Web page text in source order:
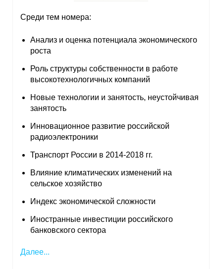
Контакты
Среди тем номера:
Анализ и оценка потенциала экономического
роста
Роль структуры собственности в работе
высокотехнологичных компаний
Новые технологии и занятость, неустойчивая
занятость
Инновационное развитие российской
радиоэлектроники
Транспорт России в 2014-2018 гг.
Влияние климатических изменений на
сельское хозяйство
Индекс экономической сложности
Иностранные инвестиции российского
банковского сектора
Далее...